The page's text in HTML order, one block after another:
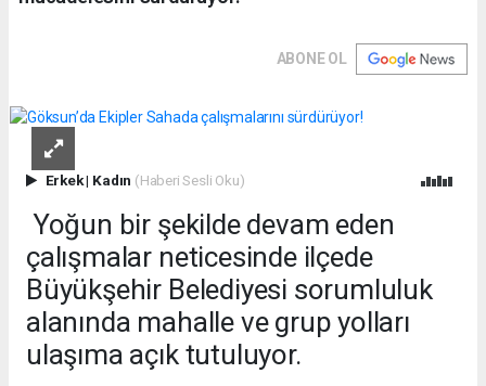
ABONE OL
Erkek| Kadın (Haberi Sesli Oku)
Yoğun bir şekilde devam eden
çalışmalar neticesinde ilçede
Büyükşehir Belediyesi sorumluluk
alanında mahalle ve grup yolları
ulaşıma açık tutuluyor.